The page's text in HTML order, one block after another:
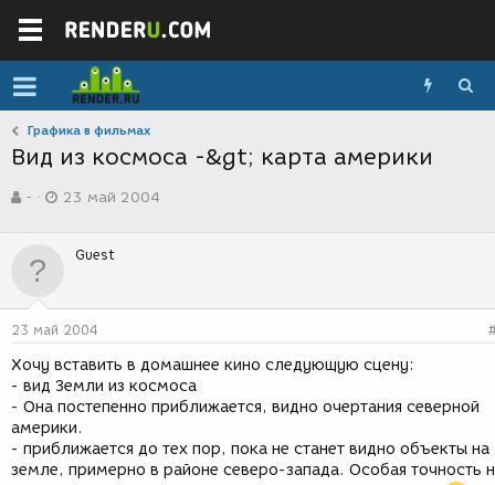
Графика в фильмах
Вид из космоса -&gt; карта америки
в
р
м
-
а
д
н
и
я
23 май 2004
Guest
23 май 2004
Хочу вставить в домашнее кино следующую сцену:
- вид Земли из космоса
- Она постепенно приближается, видно очертания северной
америки.
- приближается до тех пор, пока не станет видно объекты на
земле, примерно в районе северо-запада. Особая точность